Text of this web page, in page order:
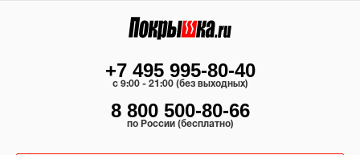
+7 495 995-80-40
c 9:00 - 21:00 (без выходных)
8 800 500-80-66
по России (бесплатно)